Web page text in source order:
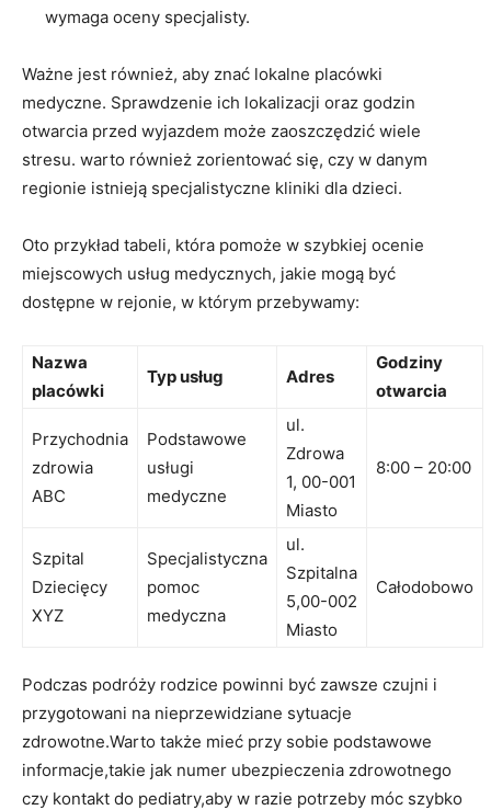
wymaga oceny specjalisty.
Ważne ⁤jest również, aby znać⁢ lokalne⁤ placówki
medyczne. ​Sprawdzenie ich lokalizacji oraz godzin
otwarcia przed wyjazdem może zaoszczędzić wiele
‍stresu.⁤ warto również zorientować się,⁣ czy w ‍danym
regionie ⁣istnieją specjalistyczne⁤ kliniki dla dzieci.
Oto przykład tabeli, która pomoże‌ w szybkiej ⁣ocenie
miejscowych‌ usług medycznych, jakie mogą być
dostępne ⁢w rejonie, ‍w ‍którym przebywamy:
Nazwa
placówki
Typ usług Adres
Godziny
⁤otwarcia
Przychodnia
zdrowia
ABC
Podstawowe
usługi
medyczne
ul.
Zdrowa
1, 00-001
Miasto
8:00 – 20:00
Szpital
Dziecięcy​
XYZ
Specjalistyczna
pomoc
‍medyczna
ul.
Szpitalna
5,00-002
Miasto
Całodobowo
Podczas podróży rodzice powinni być zawsze ⁣czujni i
przygotowani na ‍nieprzewidziane sytuacje
‌zdrowotne.Warto ⁣także mieć przy sobie podstawowe
informacje,takie jak numer⁣ ubezpieczenia zdrowotnego
czy kontakt​ do ⁢pediatry,aby w razie potrzeby móc szybko